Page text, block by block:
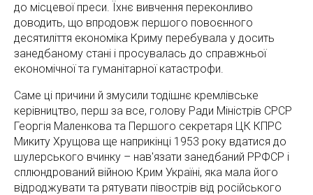
до місцевої преси. Їхнє вивчення переконливо
доводить, що впродовж першого повоєнного
десятиліття економіка Криму перебувала у досить
занедбаному стані і просувалась до справжньої
економічної та гуманітарної катастрофи.
Саме ці причини й змусили тодішнє кремлівське
керівництво, перш за все, голову Ради Міністрів СРСР
Георгія Маленкова та Першого секретаря ЦК КПРС
Микиту Хрущова ще наприкінці 1953 року вдатися до
шулерського вчинку – нав'язати занедбаний РРФСР і
сплюндрований війною Крим Україні, яка мала його
відроджувати та рятувати півострів від російського